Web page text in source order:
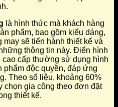
là hình thức mà khách hàng
phẩm, bao gồm kiểu dáng,
sẽ tiến hành thiết kế và
thông tin này. Điển hình
cấp thường sử dụng hình
phẩm độc quyền, đáp ứng
Theo số liệu, khoảng 60%
gia công theo đơn đặt
thiết kế.